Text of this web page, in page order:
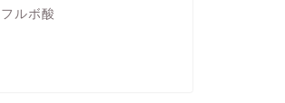
フルボ酸